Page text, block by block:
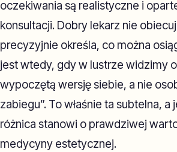
oczekiwania są realistyczne i
konsultacji. Dobry lekarz nie
precyzyjnie określa, co można
jest wtedy, gdy w lustrze widzimy
wypoczętą wersję siebie, a nie
zabiegu”. To właśnie ta subtelna,
różnica stanowi o prawdziwej
medycyny estetycznej.